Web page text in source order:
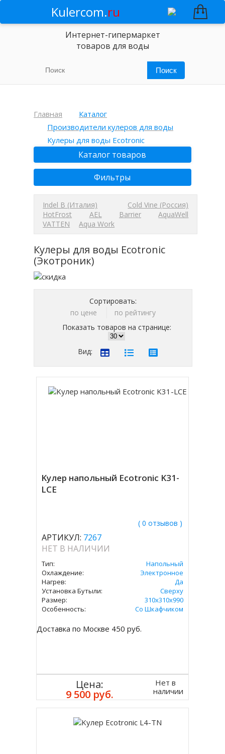
Kulercom.ru
Интернет-гипермаркет
товаров для воды
Главная
Каталог
Производители кулеров для воды
Кулеры для воды Ecotronic
Каталог товаров
Фильтры
Indel B (Италия)
Cold Vine (Россия)
HotFrost
AEL Barrier
AquaWell
VATTEN
Aqua Work
Кулеры для воды Ecotronic
(Экотроник)
Сортировать:
по цене
по рейтингу
Показать товаров на странице:
Вид:
Kулер напольный Ecotronic K31-
LCE
( 0 отзывов )
АРТИКУЛ: 7267
НЕТ В НАЛИЧИИ
Тип:
Напольный
Охлаждение:
Электронное
Нагрев:
Да
Установка Бутыли:
Сверху
Размер:
310x310х990
Особенность:
Со Шкафчиком
Доставка по Москве 450 руб.
Цена:
9 500 руб.
Нет в
наличии